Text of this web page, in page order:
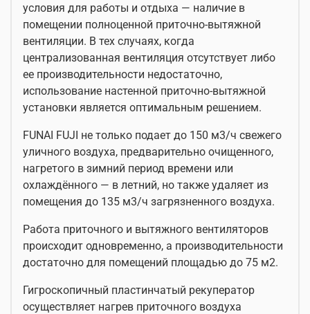
условия для работы и отдыха — наличие в
помещении полноценной приточно-вытяжной
вентиляции. В тех случаях, когда
централизованная вентиляция отсутствует либо
ее производительности недостаточно,
использование настенной приточно-вытяжной
установки является оптимальным решением.
FUNAI FUJI не только подает до 150 м3/ч свежего
уличного воздуха, предварительно очищенного,
нагретого в зимний период времени или
охлаждённого — в летний, но также удаляет из
помещения до 135 м3/ч загрязненного воздуха.
Работа приточного и вытяжного вентиляторов
происходит одновременно, а производительности
достаточно для помещений площадью до 75 м2.
Гигроскопичный пластинчатый рекуператор
осуществляет нагрев приточного воздуха